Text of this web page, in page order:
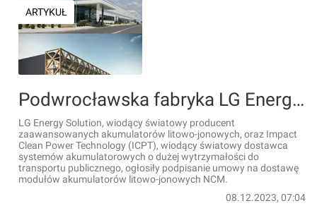
ARTYKUŁ
Podwrocławska fabryka LG Energy Solution dostarczy moduły akumulatorów litowo-jonowych NCM do autobusów Solaris
LG Energy Solution, wiodący światowy producent
zaawansowanych akumulatorów litowo-jonowych, oraz Impact
Clean Power Technology (ICPT), wiodący światowy dostawca
systemów akumulatorowych o dużej wytrzymałości do
transportu publicznego, ogłosiły podpisanie umowy na dostawę
modułów akumulatorów litowo-jonowych NCM.
08.12.2023, 07:04